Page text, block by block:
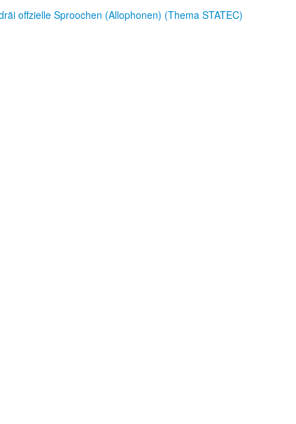
offzielle Sproochen (Allophonen) (Thema STATEC)